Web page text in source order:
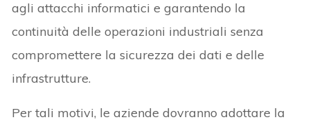
agli attacchi informatici e garantendo la
continuità delle operazioni industriali senza
compromettere la sicurezza dei dati e delle
infrastrutture.
Per tali motivi, le aziende dovranno adottare la